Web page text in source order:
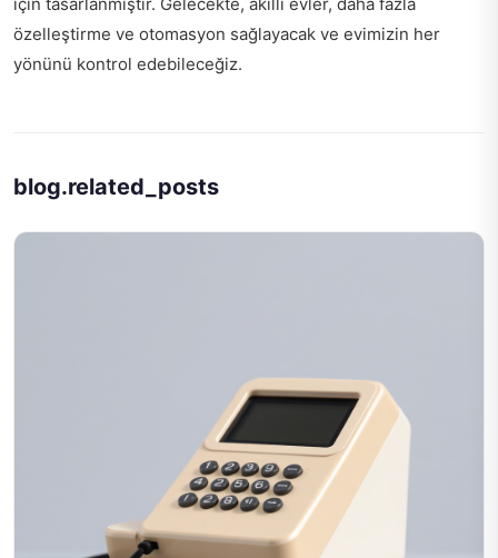
için tasarlanmıştır. Gelecekte, akıllı evler, daha fazla
özelleştirme ve otomasyon sağlayacak ve evimizin her
yönünü kontrol edebileceğiz.
blog.related_posts